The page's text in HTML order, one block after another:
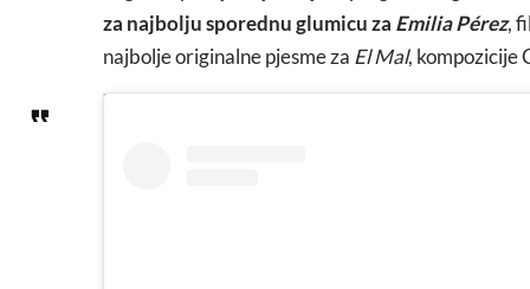
za najbolju sporednu glumicu za Emilia Pérez,
najbolje originalne pjesme za El Mal, kompozicije